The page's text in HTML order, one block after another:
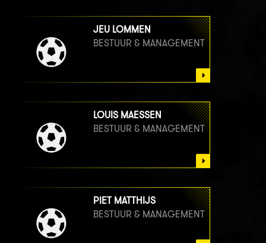
JEU LOMMEN
BESTUUR & MANAGEMENT
LOUIS MAESSEN
BESTUUR & MANAGEMENT
PIET MATTHIJS
BESTUUR & MANAGEMENT